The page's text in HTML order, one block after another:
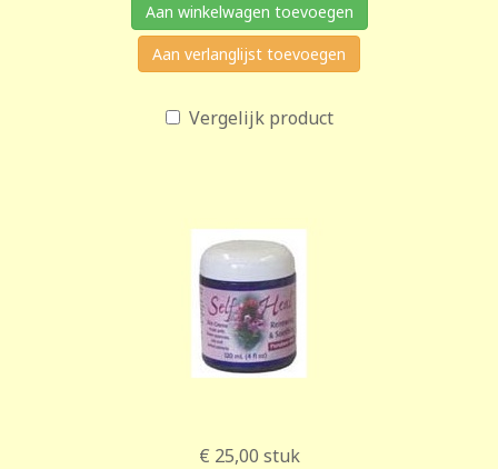
Aan winkelwagen toevoegen
Aan verlanglijst toevoegen
Vergelijk product
€ 25,00 stuk